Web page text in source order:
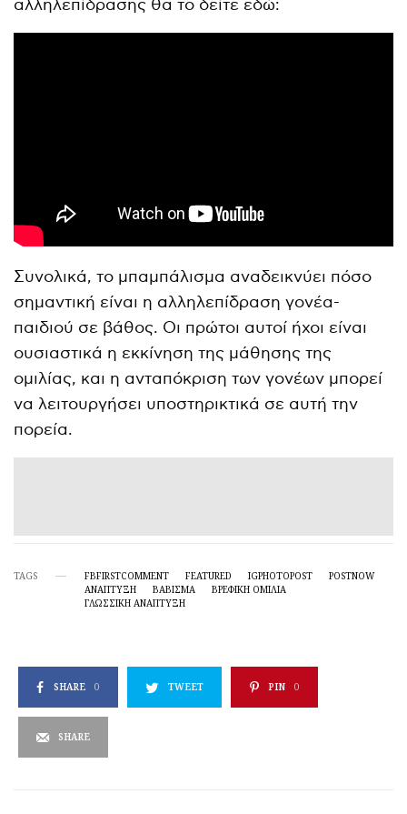
αλληλεπίδρασης θα το δείτε εδώ:
Συνολικά, το μπαμπάλισμα αναδεικνύει πόσο
σημαντική είναι η αλληλεπίδραση γονέα-
παιδιού σε βάθος. Οι πρώτοι αυτοί ήχοι είναι
ουσιαστικά η εκκίνηση της μάθησης της
ομιλίας, και η ανταπόκριση των γονέων μπορεί
να λειτουργήσει υποστηρικτικά σε αυτή την
πορεία.
TAGS FBFIRSTCOMMENT FEATURED IGPHOTOPOST
POSTNOW
ΑΝΆΠΤΥΞΗ
ΒΆΒΙΣΜΑ
ΒΡΕΦΙΚΉ ΟΜΙΛΊΑ
ΓΛΩΣΣΙΚΉ ΑΝΆΠΤΥΞΗ
SHARE 0 TWEET PIN 0
SHARE